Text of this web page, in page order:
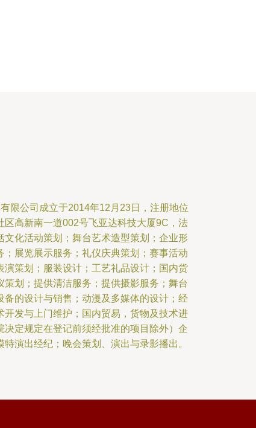
限公司成立于2014年12月23日，注册地位
高新南一道002号飞亚达科技大厦9C，法
文化活动策划；舞台艺术造型策划；企业形
展览展示服务；礼仪庆典策划；赛事活动
策划；服装设计；工艺礼品设计；国内货
划；提供清洁服务；提供摄影服务；舞台
备的设计与销售；动漫及多媒体的设计；经
发与上门维护；国内贸易，货物及技术进
定规定在登记前须经批准的项目除外）企
演出经纪；晚会策划、演出与录影播出。